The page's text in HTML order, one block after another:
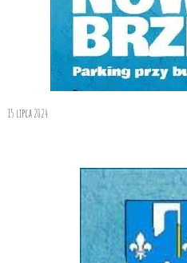
15 lipca 2024